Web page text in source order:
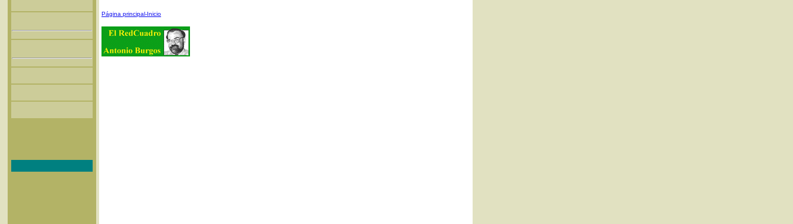
Página principal-Inicio